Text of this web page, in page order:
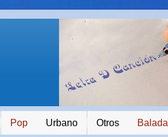
Pop Urbano Otros Balada